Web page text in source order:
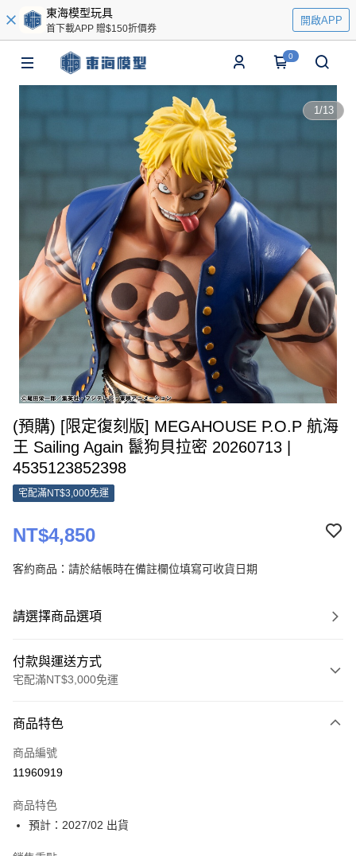
東海模型玩具
首下載APP 贈$150折價券
開啟APP
0
1/13
(預購) [限定復刻版] MEGAHOUSE P.O.P 航海
王 Sailing Again 鬣狗貝拉密 20260713 |
4535123852398
宅配滿NT$3,000免運
NT$4,850
客約商品：請於結帳時在備註欄位填寫可收貨日期
請選擇商品選項
付款與運送方式
宅配滿NT$3,000免運
信用卡一次付款
Apple Pay
運送方式
商品特色
商品編號
11960919
商品特色
預計：2027/02 出貨